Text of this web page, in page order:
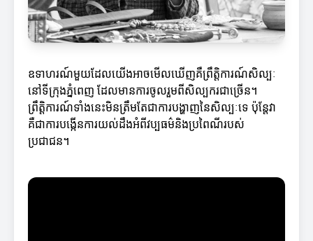
ឧទាហរណ៍មួយដែលយើងអាចមើលឃើញគឺព្រឹត្តិការណ៍សិល្បៈ
នៅទីក្រុងភ្នំពេញ ដែលមានការចូលរួមពីសិល្បករជាច្រើន។
ព្រឹត្តិការណ៍ទាំងនេះមិនត្រឹមតែជាការបង្ហាញនៃសិល្បៈទេ ប៉ុន្តែវា
គឺជាការបង្កើនការយល់ដឹងអំពីវប្បធម៌និងប្រពៃណីរបស់
ប្រជាជន។